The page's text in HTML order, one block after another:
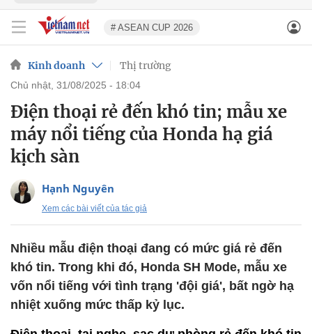
# ASEAN CUP 2026
Kinh doanh Thị trường
chủ nhật, 31/08/2025 - 18:04
Điện thoại rẻ đến khó tin; mẫu xe
máy nổi tiếng của Honda hạ giá
kịch sàn
Hạnh Nguyên
Xem các bài viết của tác giả
Nhiều mẫu điện thoại đang có mức giá rẻ đến
khó tin. Trong khi đó, Honda SH Mode, mẫu xe
vốn nổi tiếng với tình trạng 'đội giá', bất ngờ hạ
nhiệt xuống mức thấp kỷ lục.